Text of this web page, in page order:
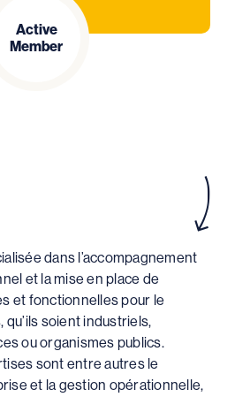
Active
Member
dans l’accompagnement
et la mise en place de
et fonctionnelles pour le
soient industriels,
ou organismes publics.
sont entre autres le
et la gestion opérationnelle,